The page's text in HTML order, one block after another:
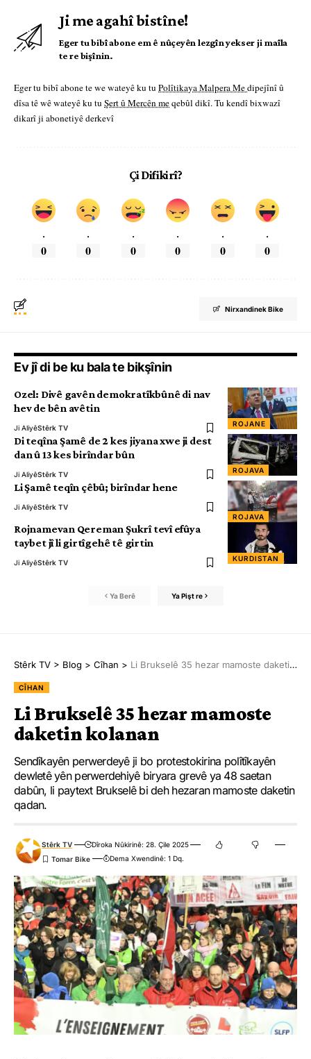
Ji me agahî bistîne!
Eger tu bibî abone em ê nûçeyên lezgîn yekser ji maîla
te re bişînin.
Eger tu bibî abone te we wateyê ku tu Polîtikaya Malpera Medipejînî û
dîsa tê wê wateyê ku tu Şert û Mercên meqebûl dikî. Tu kendî bixwazî
dikarî ji abonetiyê derkevî
Çi Difikirî?
.
0
.
0
.
0
.
0
.
0
.
0
Nirxandinek Bike
Ev jî di be ku bala te bikşînin
ROJANE
Ozel: Divê gavên demokratîkbûnê di nav
hev de bên avêtin
Ji AliyêStêrk TV
ROJAVA
Di teqîna Şamê de 2 kes jiyana xwe ji dest
dan û 13 kes birîndar bûn
Ji AliyêStêrk TV
ROJAVA
Li Şamê teqîn çêbû; birîndar hene
Ji AliyêStêrk TV
KURDISTAN
Rojnamevan Qereman Şukrî tevî efûya
taybet jî li girtîgehê tê girtin
Ji AliyêStêrk TV
Ya Berê Ya Pişt re
Stêrk TV > Blog > Cîhan > Li Brukselê 35 hezar mamoste daketin kolanan
CÎHAN
Li Brukselê 35 hezar mamoste
daketin kolanan
Sendîkayên perwerdeyê ji bo protestokirina polîtîkayên
dewletê yên perwerdehiyê biryara grevê ya 48 saetan
dabûn, li paytext Brukselê bi deh hezaran mamoste daketin
qadan.
Stêrk TV
Dîroka Nûkirinê: 28. Çile 2025
Dema Xwendinê: 1 Dq.